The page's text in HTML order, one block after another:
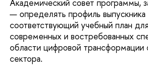
Академический совет программы,
— определять профиль
соответствующий учебный план
современных и востребованных
области цифровой трансформации
сектора.